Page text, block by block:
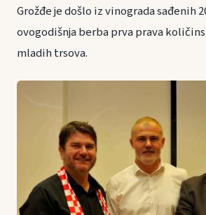
Grožđe je došlo iz vinograda sađenih
ovogodišnja berba prva prava
mladih trsova.